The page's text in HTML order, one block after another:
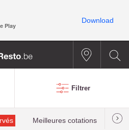
Filtrer
Meilleures cotations
Play
Download